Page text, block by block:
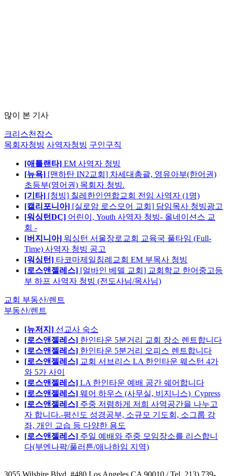
많이 본 기사
크리스천잡스
목회자청빙 사역자청빙 구인구직
[애틀랜타] EM 사역자 청빙
[뉴욕] [맨하탄 IN2교회] 차세대총괄, 영유아부(한어권)
초등부(영어권) 목회자 청빙.
[기타] [청빙] 칠레한인연합교회 전임 사역자 (1명)
[캘리포니아] [실로암 로스모어 교회] 담임목사 청빙광고
[워싱턴DC] 어린이, Youth 사역자 청빙- 올네이션스 교
회 -
[버지니아] 워싱턴 서울장로교회 교육국 풀타임 (Full-
Time) 사역자 청빙 공고
[워싱턴] 타코마제일침례교회 EM 부목사 청빙
[로스앤젤레스] [얼바인 베델 교회] 교회학교 한어중고등
부 하프 사역자 청빙 (전도사님/목사님)
교회 부동산/렌트
부동산/렌트
[뉴저지] 선교사 숙소
[로스앤젤레스] 한인타운 5분거리 교회 장소 렌트합니다
[로스앤젤레스] 한인타운 5분거리 오피스 렌트합니다
[로스앤젤레스] 교회 서브리스 LA 한인타운 웨스턴 4가
와 5가 사이
[로스앤젤레스] LA 한인타운 예배 공간 쉐어합니다
[로스앤젤레스] 웨어 하우스 (사무실, 비지니스)_Cypress
[로스앤젤레스] 주중 저렴하게 저희 사역공간을 나누고
자 합니다.-평신도 성경공부, 소규모 기도회, 소그룹 강
좌, 개인 교습 등 다양한 용도
[로스앤젤레스] 주일 예배와 주중 모임장소를 리스합니
다(부엔나팍/풀러튼/애나하임 지역)